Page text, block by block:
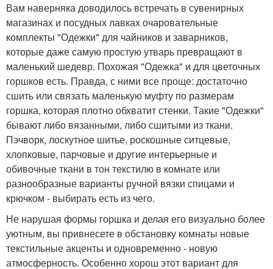
Вам наверняка доводилось встречать в сувенирных
магазинах и посудных лавках очаровательные
комплекты "Одежки" для чайников и заварников,
которые даже самую простую утварь превращают в
маленький шедевр. Похожая "Одежка" и для цветочных
горшков есть. Правда, с ними все проще: достаточно
сшить или связать маленькую муфту по размерам
горшка, которая плотно обхватит стенки. Такие "Одежки"
бывают либо вязанными, либо сшитыми из ткани.
Пэчворк, лоскутное шитье, роскошные ситцевые,
хлопковые, парчовые и другие интерьерные и
обивочные ткани в тон текстилю в комнате или
разнообразные варианты ручной вязки спицами и
крючком - выбирать есть из чего.
Не нарушая формы горшка и делая его визуально более
уютным, вы привнесете в обстановку комнаты новые
текстильные акценты и одновременно - новую
атмосферность. Особенно хорош этот вариант для